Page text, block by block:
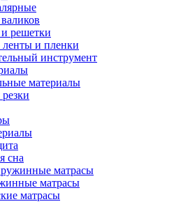
решетки
и пленки
инструмент
материалы
сна
матрасы
матрасы
матрасы